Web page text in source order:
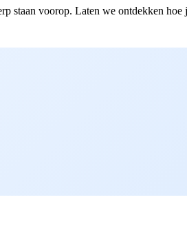
voorop. Laten we ontdekken